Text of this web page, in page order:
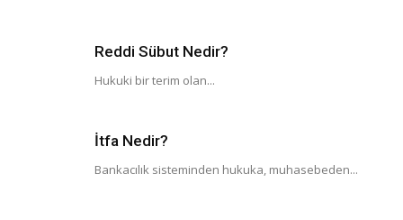
Reddi Sübut Nedir?
Hukuki bir terim olan...
İtfa Nedir?
Bankacılık sisteminden hukuka, muhasebeden...